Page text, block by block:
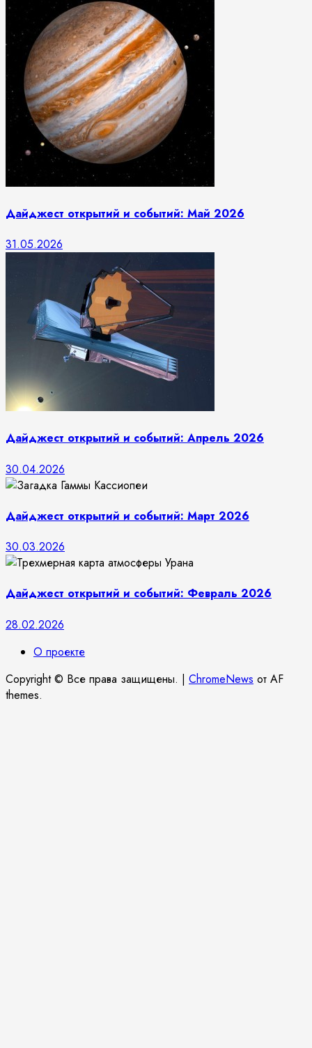
Дайджест открытий и событий: Май 2026
31.05.2026
Дайджест открытий и событий: Апрель 2026
30.04.2026
Дайджест открытий и событий: Март 2026
30.03.2026
Дайджест открытий и событий: Февраль 2026
28.02.2026
О проекте
Copyright © Все права защищены. | ChromeNews от AF
themes.